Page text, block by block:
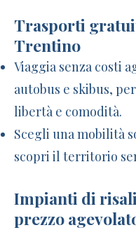
Trasporti
Trentino
Viaggia senza costi
autobus e skibus,
libertà e comodità.
Scegli una mobilità
scopri il territorio
Impianti di
prezzo